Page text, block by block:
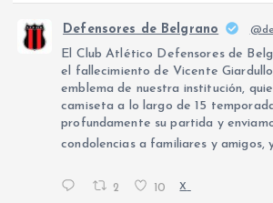
Defensores de Belgrano
El Club Atlético Defensores de
el fallecimiento de Vicente
emblema de nuestra institución,
camiseta a lo largo de 15
profundamente su partida y
condolencias a familiares y amigos,
2 10 X